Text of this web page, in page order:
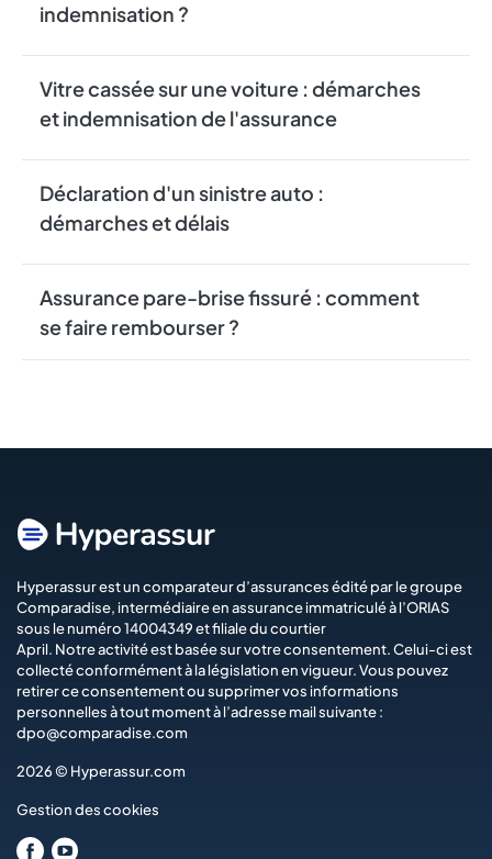
indemnisation ?
Vitre cassée sur une voiture : démarches
et indemnisation de l'assurance
Déclaration d'un sinistre auto :
démarches et délais
Assurance pare-brise fissuré : comment
se faire rembourser ?
Hyperassur est un comparateur d’assurances édité par le groupe
Comparadise, intermédiaire en assurance immatriculé à l’ORIAS
sous le numéro 14004349 et filiale du courtier
April. Notre activité est basée sur votre consentement. Celui-ci est
collecté conformément à la législation en vigueur. Vous pouvez
retirer ce consentement ou supprimer vos informations
personnelles à tout moment à l’adresse mail suivante :
dpo@comparadise.com
2026 © Hyperassur.com
Gestion des cookies